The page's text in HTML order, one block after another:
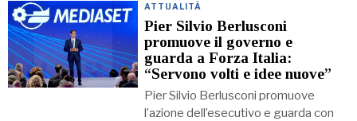
ATTUALITÀ
Pier Silvio Berlusconi
promuove il governo e
guarda a Forza Italia:
“Servono volti e idee nuove”
Pier Silvio Berlusconi promuove
l’azione dell’esecutivo e guarda con